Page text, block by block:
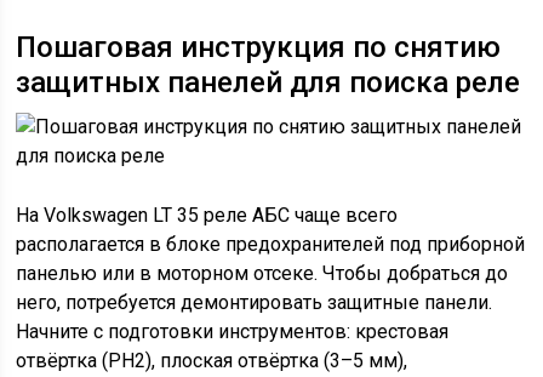
Пошаговая инструкция по снятию
защитных панелей для поиска реле
На Volkswagen LT 35 реле АБС чаще всего
располагается в блоке предохранителей под приборной
панелью или в моторном отсеке. Чтобы добраться до
него, потребуется демонтировать защитные панели.
Начните с подготовки инструментов: крестовая
отвёртка (PH2), плоская отвёртка (3–5 мм),